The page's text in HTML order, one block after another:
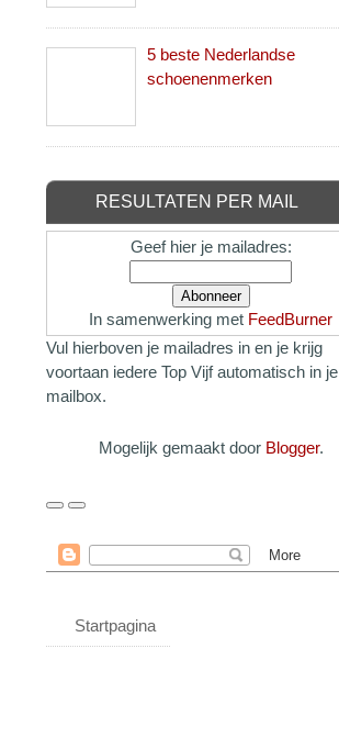
5 beste Nederlandse
schoenenmerken
RESULTATEN PER MAIL
Geef hier je mailadres:
In samenwerking met FeedBurner
Vul hierboven je mailadres in en je krijg
voortaan iedere Top Vijf automatisch in je
mailbox.
Mogelijk gemaakt door Blogger.
Startpagina